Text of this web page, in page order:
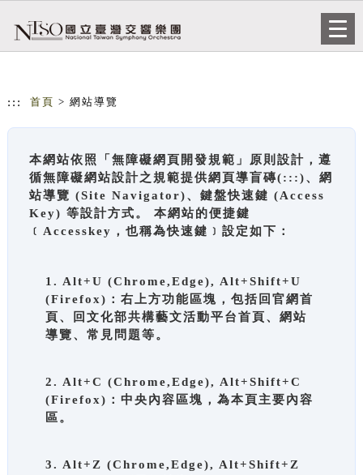
::: 首頁 > 網站導覽
本網站依照「無障礙網頁開發規範」原則設計，遵
循無障礙網站設計之規範提供網頁導盲磚(:::)、網
站導覽 (Site Navigator)、鍵盤快速鍵 (Access
Key) 等設計方式。 本網站的便捷鍵
﹝Accesskey，也稱為快速鍵﹞設定如下：
1. Alt+U (Chrome,Edge), Alt+Shift+U
(Firefox)：右上方功能區塊，包括回官網首
頁、回文化部共構藝文活動平台首頁、網站
導覽、常見問題等。
2. Alt+C (Chrome,Edge), Alt+Shift+C
(Firefox)：中央內容區塊，為本頁主要內容
區。
3. Alt+Z (Chrome,Edge), Alt+Shift+Z